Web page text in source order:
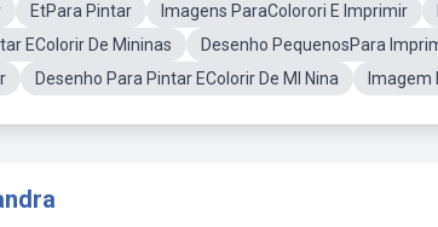
EtPara Pintar Imagens ParaColorori E Imprimir
EColorir De Mininas
Desenho PequenosPara
Desenho Para Pintar EColorir De MI Nina Imagem